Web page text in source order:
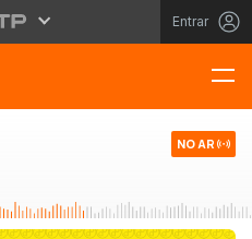
Entrar
NO AR